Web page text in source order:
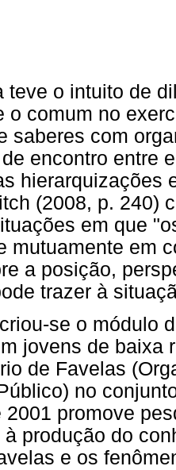
teve o intuito de
o comum no
saberes com
encontro entre
hierarquizações
(2008, p. 240)
em que
mutuamente em
a posição,
trazer à
se o módulo
jovens de baixa
de Favelas
no
2001 promove
à produção do
e os